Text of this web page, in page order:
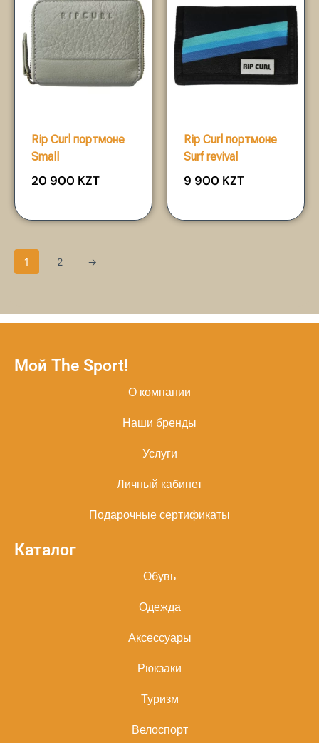
Rip Curl портмоне
Small
20 900 KZT
Rip Curl портмоне
Surf revival
9 900 KZT
1 2 →
Мой The Sport!
О компании
Наши бренды
Услуги
Личный кабинет
Подарочные сертификаты
Каталог
Обувь
Одежда
Аксессуары
Рюкзаки
Туризм
Велоспорт